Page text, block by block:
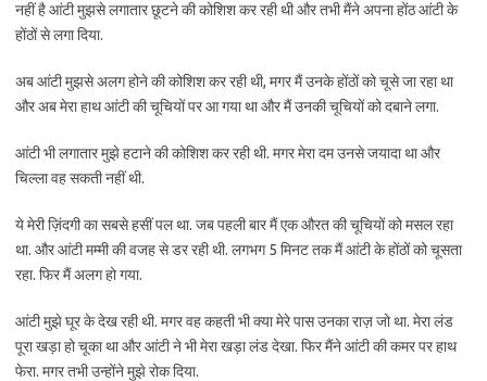
नहीं है आंटी मुझसे लगातार छूटने की कोशिश कर रही थी और तभी मैंने अपना होंठ आंटी के
होंठों से लगा दिया.
अब आंटी मुझसे अलग होने की कोशिश कर रही थी, मगर मैं उनके होंठों को चूसे जा रहा था
और अब मेरा हाथ आंटी की चूचियों पर आ गया था और मैं उनकी चूचियों को दबाने लगा.
आंटी भी लगातार मुझे हटाने की कोशिश कर रही थी. मगर मेरा दम उनसे जयादा था और
चिल्ला वह सकती नहीं थी.
ये मेरी ज़िंदगी का सबसे हसीं पल था. जब पहली बार मैं एक औरत की चूचियों को मसल रहा
था. और आंटी मम्मी की वजह से डर रही थी. लगभग 5 मिनट तक मैं आंटी के होंठों को चूसता
रहा. फिर मैं अलग हो गया.
आंटी मुझे घूर के देख रही थी. मगर वह कहती भी क्या मेरे पास उनका राज़ जो था. मेरा लंड
पूरा खड़ा हो चूका था और आंटी ने भी मेरा खड़ा लंड देखा. फिर मैंने आंटी की कमर पर हाथ
फेरा. मगर तभी उन्होंने मुझे रोक दिया.